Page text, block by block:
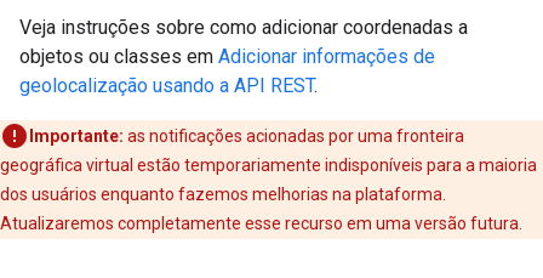
Veja instruções sobre como adicionar coordenadas a
objetos ou classes em Adicionar informações de
geolocalização usando a API REST.
Importante: as notificações acionadas por uma fronteira
geográfica virtual estão temporariamente indisponíveis para a maioria
dos usuários enquanto fazemos melhorias na plataforma.
Atualizaremos completamente esse recurso em uma versão futura.